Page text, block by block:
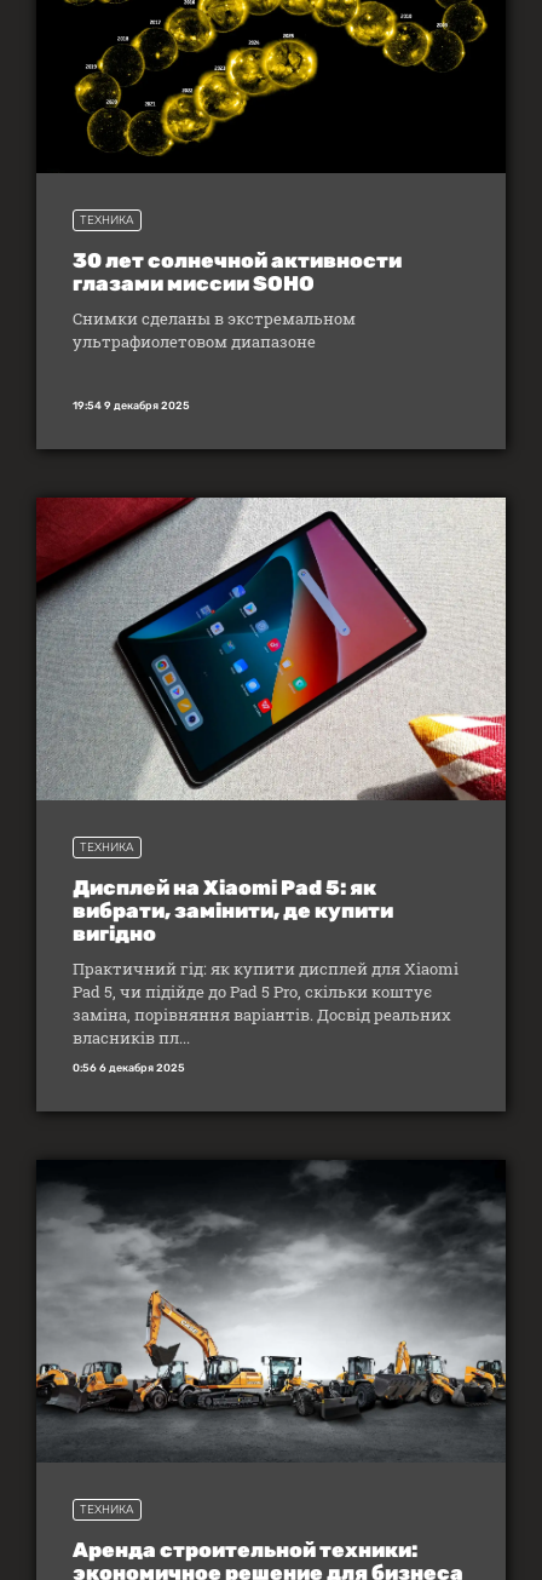
ТЕХНИКА
30 лет солнечной активности
глазами миссии SOHO
Снимки сделаны в экстремальном
ультрафиолетовом диапазоне
19:54 9 декабря 2025
ТЕХНИКА
Дисплей на Xiaomi Pad 5: як
вибрати, замінити, де купити
вигідно
Практичний гід: як купити дисплей для Xiaomi
Pad 5, чи підійде до Pad 5 Pro, скільки коштує
заміна, порівняння варіантів. Досвід реальних
власників пл...
0:56 6 декабря 2025
ТЕХНИКА
Аренда строительной техники:
экономичное решение для бизнеса